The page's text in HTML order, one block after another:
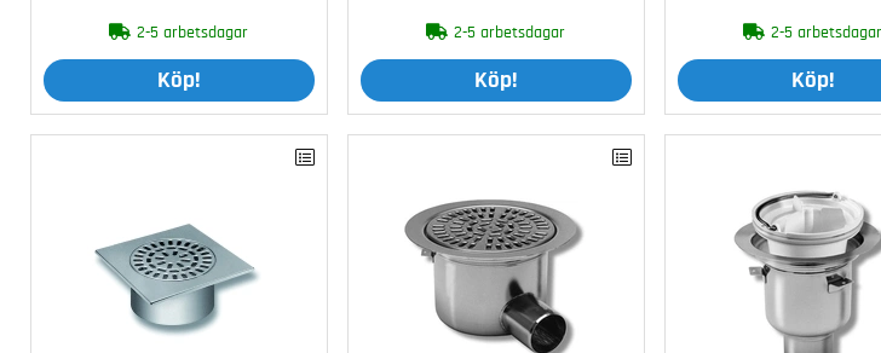
2-5 arbetsdagar
Köp!
2-5 arbetsdagar
Köp!
2-5 arbetsdagar
Köp!